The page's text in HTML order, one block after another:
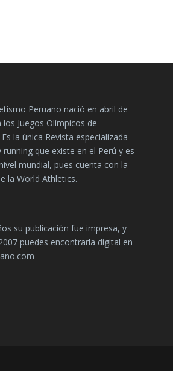
Peruano nació en abril de
los Juegos Olímpicos de
la única Revista especializada
que existe en el Perú y es
mundial, pues cuenta con la
la World Athletics.
su publicación fue impresa, y
puedes encontrarla digital en